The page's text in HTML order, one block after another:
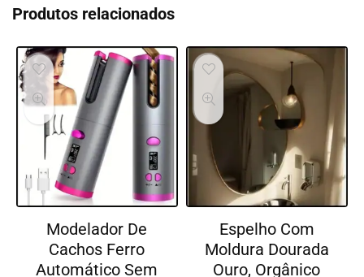
Produtos relacionados
Modelador De
Cachos Ferro
Automático Sem
Espelho Com
Moldura Dourada
Ouro, Orgânico